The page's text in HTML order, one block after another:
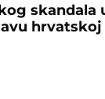
skandala